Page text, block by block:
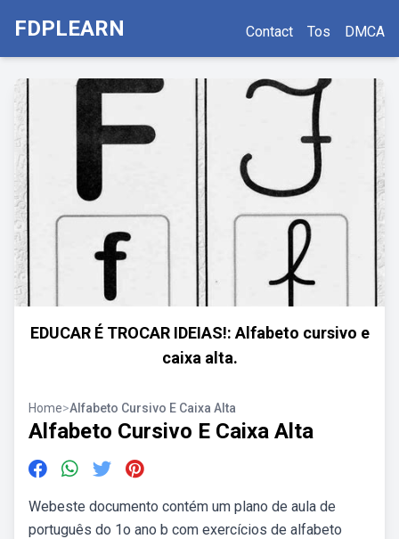
FDPLEARN Contact Tos DMCA
EDUCAR É TROCAR IDEIAS!: Alfabeto cursivo e
caixa alta.
Home>Alfabeto Cursivo E Caixa Alta
Alfabeto Cursivo E Caixa Alta
Webeste documento contém um plano de aula de
português do 1o ano b com exercícios de alfabeto